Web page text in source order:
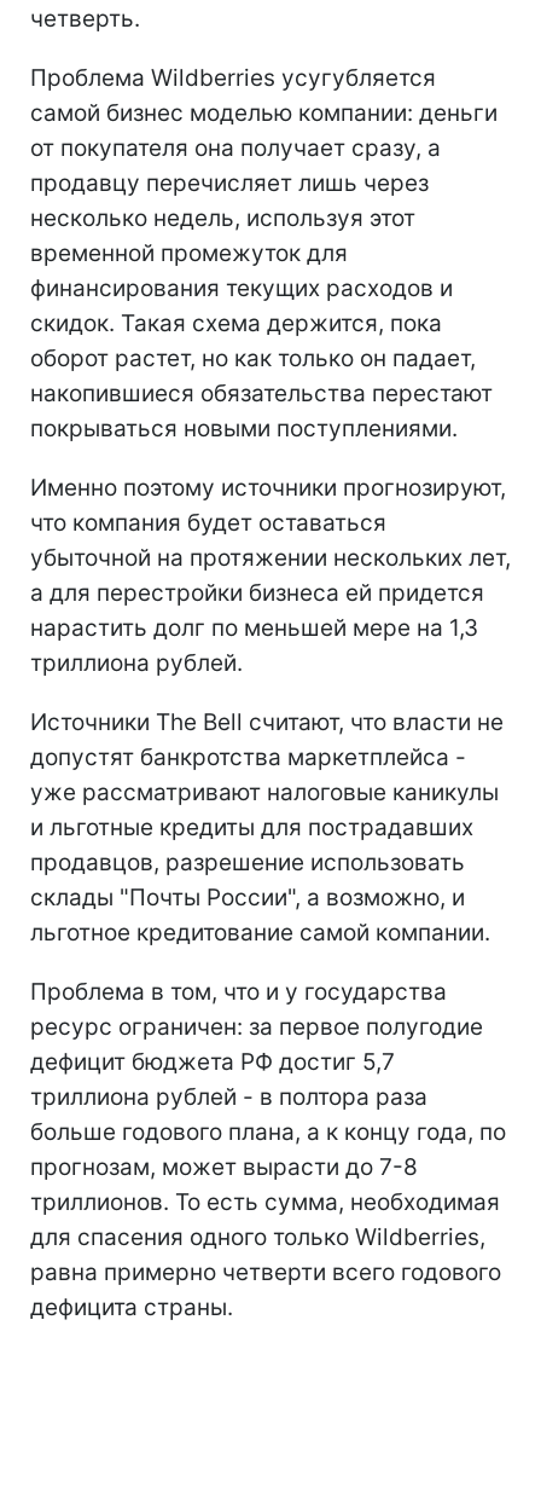
четверть.
Проблема Wildberries усугубляется
самой бизнес моделью компании: деньги
от покупателя она получает сразу, а
продавцу перечисляет лишь через
несколько недель, используя этот
временной промежуток для
финансирования текущих расходов и
скидок. Такая схема держится, пока
оборот растет, но как только он падает,
накопившиеся обязательства перестают
покрываться новыми поступлениями.
Именно поэтому источники прогнозируют,
что компания будет оставаться
убыточной на протяжении нескольких лет,
а для перестройки бизнеса ей придется
нарастить долг по меньшей мере на 1,3
триллиона рублей.
Источники The Bell считают, что власти не
допустят банкротства маркетплейса -
уже рассматривают налоговые каникулы
и льготные кредиты для пострадавших
продавцов, разрешение использовать
склады "Почты России", а возможно, и
льготное кредитование самой компании.
Проблема в том, что и у государства
ресурс ограничен: за первое полугодие
дефицит бюджета РФ достиг 5,7
триллиона рублей - в полтора раза
больше годового плана, а к концу года, по
прогнозам, может вырасти до 7-8
триллионов. То есть сумма, необходимая
для спасения одного только Wildberries,
равна примерно четверти всего годового
дефицита страны.